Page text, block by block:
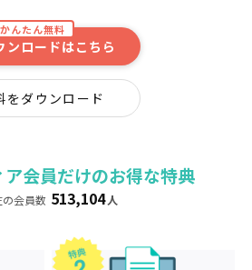
んたん無料
ンロードはこちら
をダウンロード
会員だけのお得な特典
会員数 513,104 人